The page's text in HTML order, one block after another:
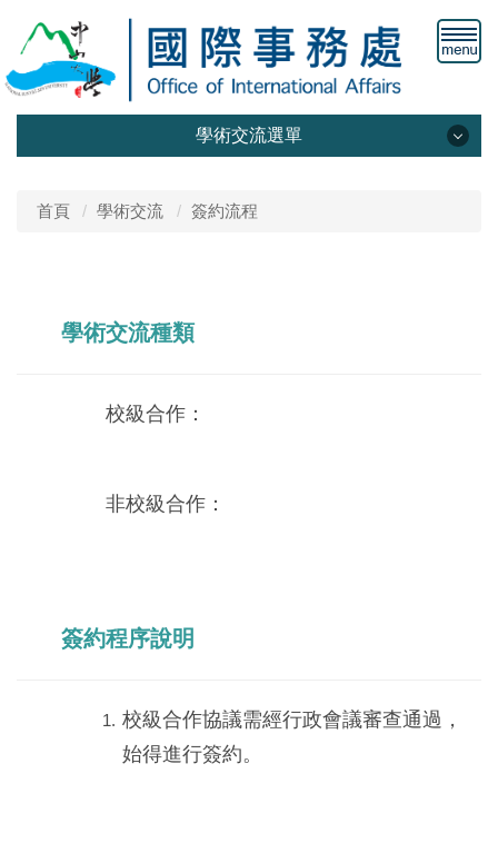
學術交流選單
教師交流
首頁 學術交流 簽約流程
學術交流種類
校級合作：
非校級合作：
簽約程序說明
校級合作協議需經行政會議審查通過，
始得進行簽約。